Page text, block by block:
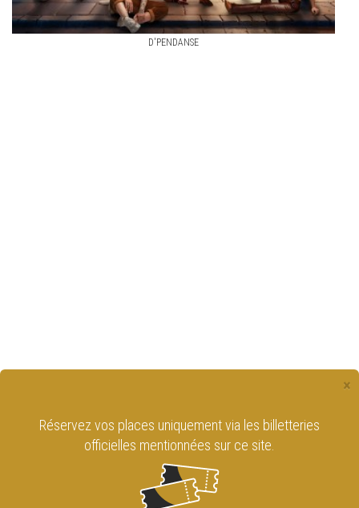
D'PENDANSE
×
Réservez vos places uniquement via les billetteries
officielles mentionnées sur ce site.